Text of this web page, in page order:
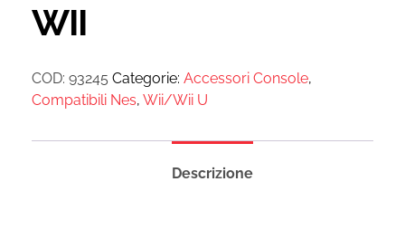
WII
COD: 93245 Categorie: Accessori Console,
Compatibili Nes, Wii/Wii U
Descrizione